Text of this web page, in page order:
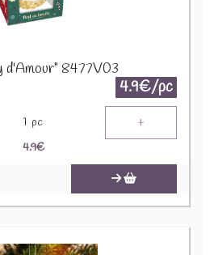
d'Amour" 8477V03
4.9€/pc
1 pc +
4.9€